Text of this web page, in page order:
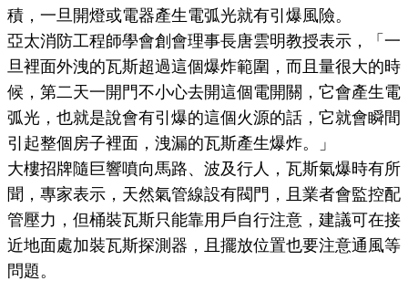
積，一旦開燈或電器產生電弧光就有引爆風險。
亞太消防工程師學會創會理事長唐雲明教授表示，「一
旦裡面外洩的瓦斯超過這個爆炸範圍，而且量很大的時
候，第二天一開門不小心去開這個電開關，它會產生電
弧光，也就是說會有引爆的這個火源的話，它就會瞬間
引起整個房子裡面，洩漏的瓦斯產生爆炸。」
大樓招牌隨巨響噴向馬路、波及行人，瓦斯氣爆時有所
聞，專家表示，天然氣管線設有閥門，且業者會監控配
管壓力，但桶裝瓦斯只能靠用戶自行注意，建議可在接
近地面處加裝瓦斯探測器，且擺放位置也要注意通風等
問題。